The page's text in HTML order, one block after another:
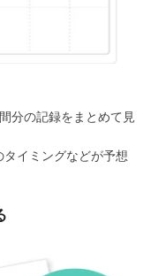
分の記録をまとめて見
イミングなどが予想